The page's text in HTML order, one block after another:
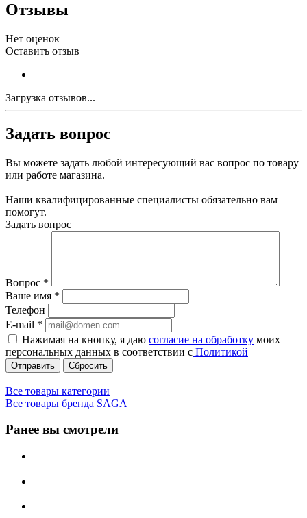
Отзывы
Нет оценок
Оставить отзыв
Загрузка отзывов...
Задать вопрос
Вы можете задать любой интересующий вас вопрос по товару
или работе магазина.
Наши квалифицированные специалисты обязательно вам
помогут.
Задать вопрос
Вопрос *
Ваше имя *
Телефон
E-mail *
Нажимая на кнопку, я даю согласие на обработку моих
персональных данных в соответствии с Политикой
Сбросить
Все товары категории
Все товары бренда SAGA
Ранее вы смотрели